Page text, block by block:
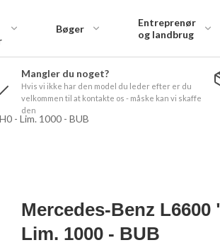
Bøger
Entreprenør
og landbrug
Mangler du noget?
Hvis vi ikke har den model du leder efter er du
velkommen til at kontakte os - måske kan vi skaffe
den
- Lim. 1000 - BUB
Mercedes-Benz
Lim. 1000 - BUB